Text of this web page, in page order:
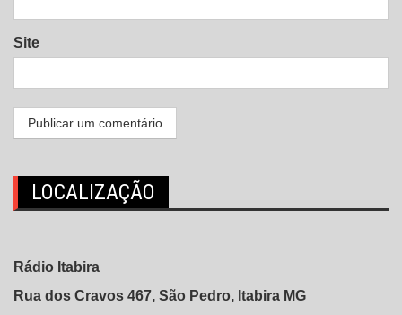
Site
LOCALIZAÇÃO
Rádio Itabira
Rua dos Cravos 467, São Pedro, Itabira MG